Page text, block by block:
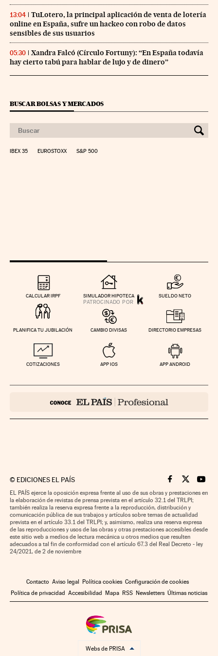
13:04
TuLotero, la principal aplicación de venta de lotería
online en España, sufre un hackeo con robo de datos
sensibles de sus usuarios
05:30
Xandra Falcó (Círculo Fortuny): “En España todavía
hay cierto tabú para hablar de lujo y de dinero”
BUSCAR BOLSAS Y MERCADOS
IBEX 35 EUROSTOXX S&P 500
CALCULAR IRPF SIMULADOR HIPOTECA SUELDO NETO
PLANIFICA TU JUBILACIÓN CAMBIO DIVISAS DIRECTORIO EMPRESAS
COTIZACIONES APP IOS APP ANDROID
© EDICIONES EL PAÍS Cinco Días en
Cinco Días
Cinco
EL PAÍS ejerce la oposición expresa frente al uso de sus obras y prestaciones en
la elaboración de revistas de prensa prevista en el artículo 32.1 del TRLPI;
también realiza la reserva expresa frente a la reproducción, distribución y
comunicación pública de sus trabajos y artículos sobre temas de actualidad
prevista en el artículo 33.1 del TRLPI; y, asimismo, realiza una reserva expresa
de las reproducciones y usos de las obras y otras prestaciones accesibles desde
este sitio web a medios de lectura mecánica u otros medios que resulten
adecuados a tal fin de conformidad con el artículo 67.3 del Real Decreto - ley
24/2021, de 2 de noviembre
Contacto Aviso legal Política cookies Configuración de cookies
Política de privacidad Accesibilidad Mapa RSS Newsletters Últimas noticias
Webs de PRISA